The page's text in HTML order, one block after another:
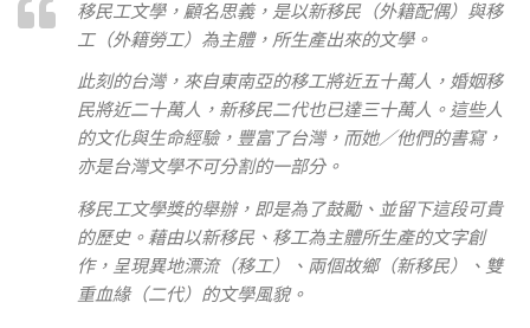
移民工文學，顧名思義，是以新移民（外籍配偶）與移
工（外籍勞工）為主體，所生產出來的文學。
此刻的台灣，來自東南亞的移工將近五十萬人，婚姻移
民將近二十萬人，新移民二代也已達三十萬人。這些人
的文化與生命經驗，豐富了台灣，而她／他們的書寫，
亦是台灣文學不可分割的一部分。
移民工文學獎的舉辦，即是為了鼓勵、並留下這段可貴
的歷史。藉由以新移民、移工為主體所生產的文字創
作，呈現異地漂流（移工）、兩個故鄉（新移民）、雙
重血緣（二代）的文學風貌。